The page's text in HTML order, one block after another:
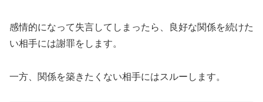
感情的になって失言してしまったら、良好な関係を続けた
い相手には謝罪をします。
一方、関係を築きたくない相手にはスルーします。